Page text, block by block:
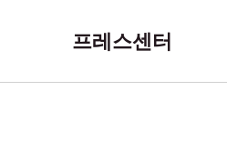
프레스센터